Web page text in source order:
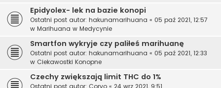
Epidyolex- lek na bazie konopi
Ostatni post autor: hakunamarihuana « 05 paź 2021, 12:57
w Marihuana w Medycynie
Smartfon wykryje czy paliłeś marihuanę
Ostatni post autor: hakunamarihuana « 05 paź 2021, 12:33
w Ciekawostki Konopne
Czechy zwiększają limit THC do 1%
Ostatni post autor: Corvo « 24 wrz 2021, 9:51